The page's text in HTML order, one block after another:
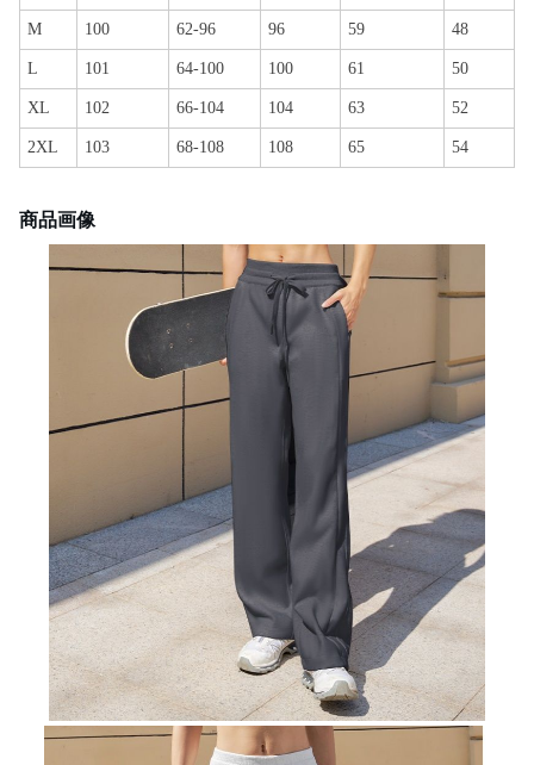
M 100 62-96 96 59 48
L 101 64-100 100 61 50
XL 102 66-104 104 63 52
2XL 103 68-108 108 65 54
商品画像